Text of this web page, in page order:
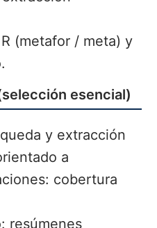
(metafor / meta) y
esencial)
y extracción
a
cobertura
resúmenes